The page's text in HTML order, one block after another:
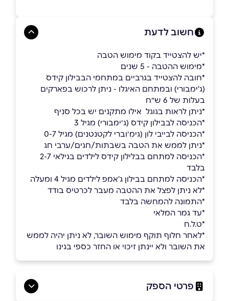
חשוב לדעת
*יש להצטייד בקוד מימוש הטבה
*מימוש ההטבה - 5 שנים
*חובה להצטייד בגרביים במתחמי הבבילון קידס
(ג'ימבורי) ובמתחם האיגלו - ניתן לרכוש בפארקים
בעלות של 6 ש״ח
*ניתן לראות בגוגל אילו מתקנים יש בכל סניף
*הכניסה לבבילון קידס (ג׳ימבורי) מגיל 3
*הכניסה לבייבי לון (גימ׳וברי לקטנטנים) מגיל 0-7
*ניתן לממש את הטבה בשבתות/חגים/ערבי חג
*הכניסה למתחם בבלילון קידס לילדים בגילאי 2-7
בלבד
*הכניסה למתחם בבילון ג'אמפ לילדים מגיל 4 ומעלה
*לא ניתן לפצל את ההטבה מעבר לכרטיס בודד
*התמונה להמחשה בלבד
*עד גמר המלאי
*ט.ל.ח
*לאחר חלוף תוקף מימוש השובר, לא ניתן יהיה לממש
את השובר ולא יינתן זיכוי או החזר כספי בגינו
פרטי הספק